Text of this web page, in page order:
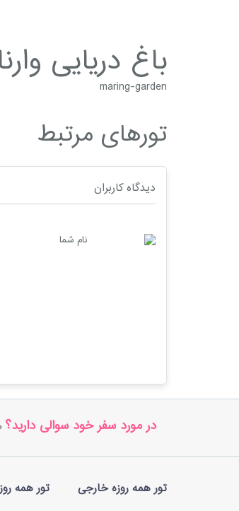
باغ دریایی
maring-garden
تورهای مرتبط
دیدگاه کاربران
نام شما
در مورد سفر خود سوالی دارید؟
تور همه روزه خارجی تور همه